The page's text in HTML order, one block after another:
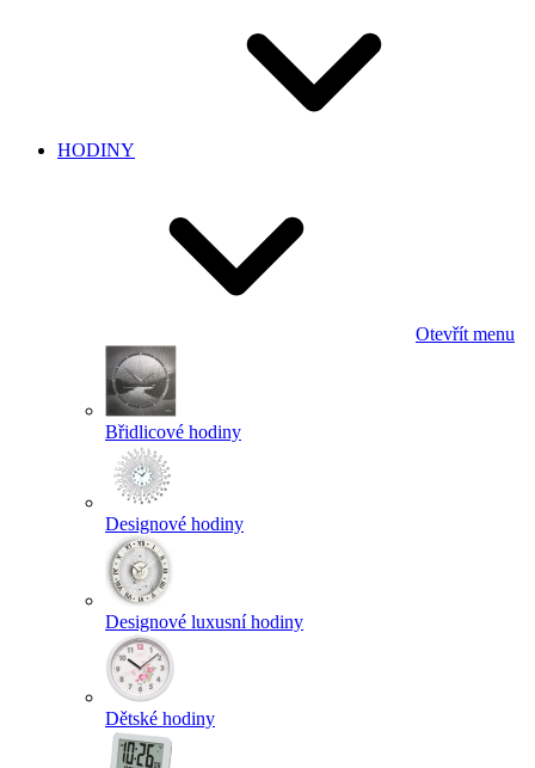
HODINY
Otevřít menu
Břidlicové hodiny
Designové hodiny
Designové luxusní hodiny
Dětské hodiny